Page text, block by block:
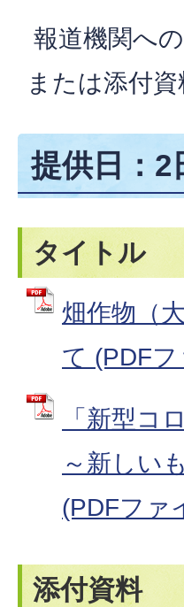
報道機関へ
または添付
提供日：2
タイトル
畑作物（
て (PDF
「新型コ
～新しい
(PDFファ
添付資料